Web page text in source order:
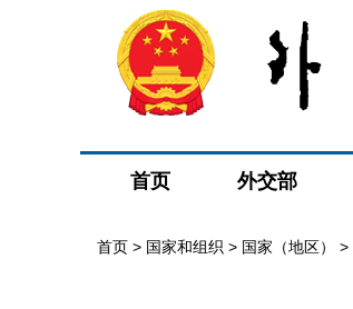
首页 外交部
首页 > 国家和组织 > 国家（地区） >